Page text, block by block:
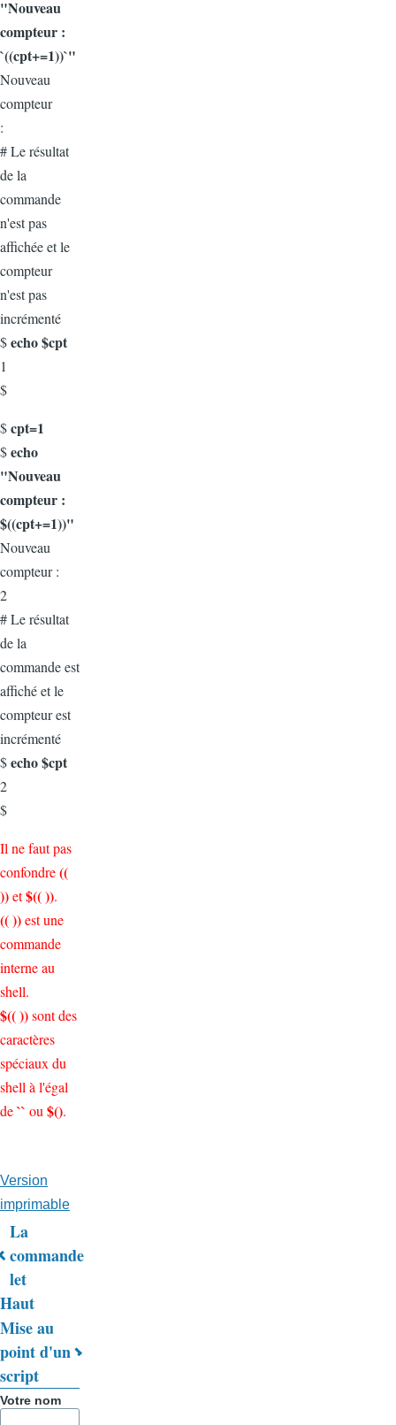
"Nouveau
compteur :
`((cpt+=1))`"
Nouveau
compteur
:
# Le résultat
de la
commande
n'est pas
affichée et le
compteur
n'est pas
incrémenté
$echo $cpt
1
$
$cpt=1
$echo
"Nouveau
compteur :
$((cpt+=1))"
Nouveau
compteur :
2
# Le résultat
de la
commande est
affiché et le
compteur est
incrémenté
$echo $cpt
2
$
Il ne faut pas
confondre((
))et$(( )).
(( ))est une
commande
interne au
shell.
$(( ))sont des
caractères
spéciaux du
shell à l'égal
de`` ou $().
Version
imprimable
Liens
transversaux
de
livre
pour
Trucs
La
commande
let
Haut
Mise au
point d'un
script
Votre nom